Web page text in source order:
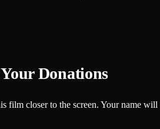
Donations
film closer to the screen. Your name will